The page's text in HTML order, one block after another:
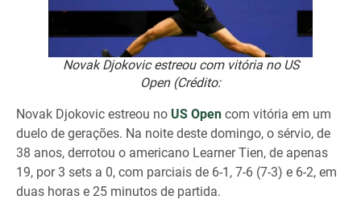
Novak Djokovic estreou com vitória no US
Open (Crédito:
Novak Djokovic estreou no US Open com vitória em um
duelo de gerações. Na noite deste domingo, o sérvio, de
38 anos, derrotou o americano Learner Tien, de apenas
19, por 3 sets a 0, com parciais de 6-1, 7-6 (7-3) e 6-2, em
duas horas e 25 minutos de partida.